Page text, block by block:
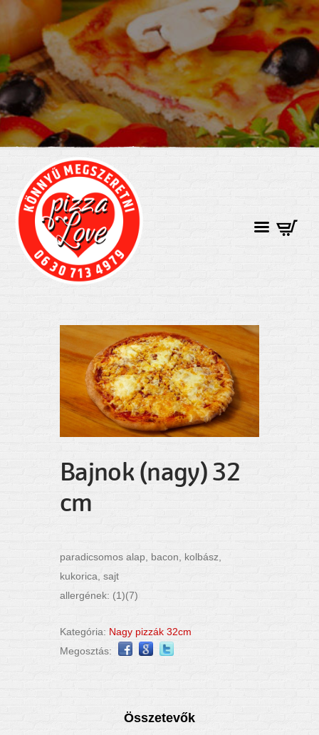
Bajnok (nagy) 32
cm
paradicsomos alap, bacon, kolbász,
kukorica, sajt
allergének: (1)(7)
Kategória: Nagy pizzák 32cm
Megosztás:
Összetevők